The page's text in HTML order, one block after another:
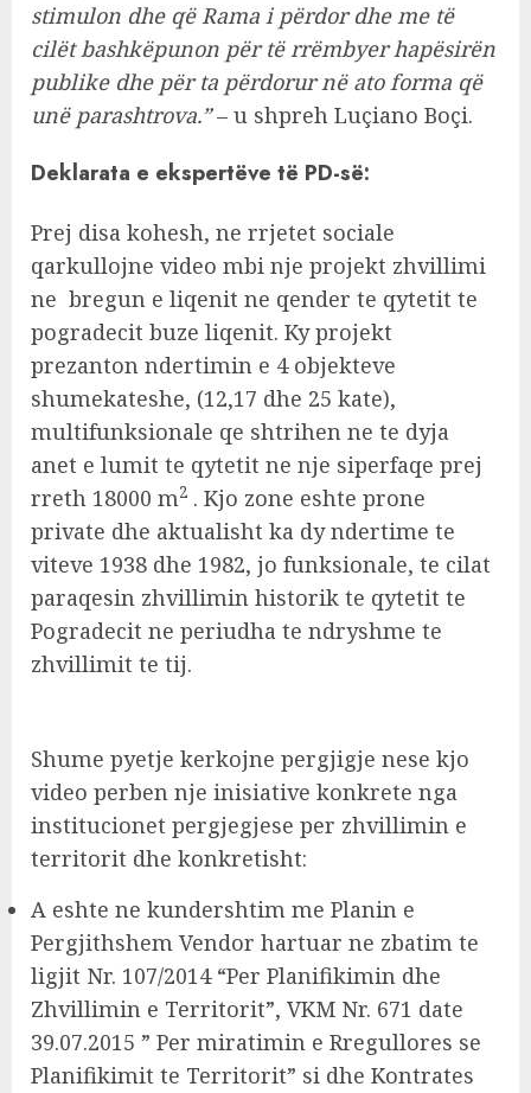
stimulon dhe që Rama i përdor dhe me të
cilët bashkëpunon për të rrëmbyer hapësirën
publike dhe për ta përdorur në ato forma që
unë parashtrova.”– u shpreh Luçiano Boçi.
Deklarata e ekspertëve të PD-së:
Prej disa kohesh, ne rrjetet sociale
qarkullojne video mbi nje projekt zhvillimi
ne bregun e liqenit ne qender te qytetit te
pogradecit buze liqenit. Ky projekt
prezanton ndertimin e 4 objekteve
shumekateshe, (12,17 dhe 25 kate),
multifunksionale qe shtrihen ne te dyja
anet e lumit te qytetit ne nje siperfaqe prej
rreth 18000 m2 . Kjo zone eshte prone
private dhe aktualisht ka dy ndertime te
viteve 1938 dhe 1982, jo funksionale, te cilat
paraqesin zhvillimin historik te qytetit te
Pogradecit ne periudha te ndryshme te
zhvillimit te tij.
Shume pyetje kerkojne pergjigje nese kjo
video perben nje inisiative konkrete nga
institucionet pergjegjese per zhvillimin e
territorit dhe konkretisht:
A eshte ne kundershtim me Planin e
Pergjithshem Vendor hartuar ne zbatim te
ligjit Nr. 107/2014 “Per Planifikimin dhe
Zhvillimin e Territorit”, VKM Nr. 671 date
39.07.2015 ” Per miratimin e Rregullores se
Planifikimit te Territorit” si dhe Kontrates